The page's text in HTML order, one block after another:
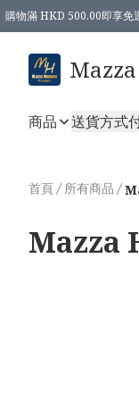
購物滿 HKD 500.00即享免
商品 送貨方式
首頁 / 所有商品 /
Mazza